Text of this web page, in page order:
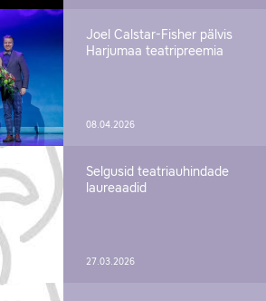
Joel Calstar-Fisher pälvis
Harjumaa teatripreemia
08.04.2026
Selgusid teatriauhindade
laureaadid
27.03.2026